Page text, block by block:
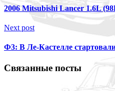
2006 Mitsubishi Lancer 1.6L
Next post
Ф3: В Ле-Кастелле
Связанные посты